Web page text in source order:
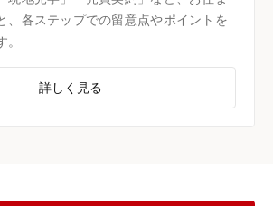
、各ステップでの留意点やポイントを
詳しく見る